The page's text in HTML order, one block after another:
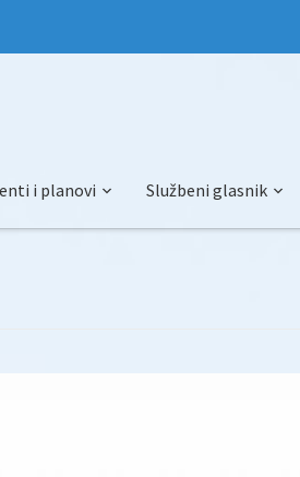
i planovi Službeni glasnik